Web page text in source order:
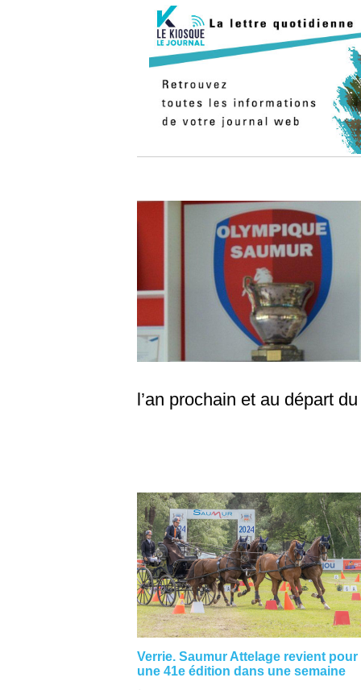
l’an prochain et au départ
Verrie. Saumur Attelage revient pour
une 41e édition dans une semaine